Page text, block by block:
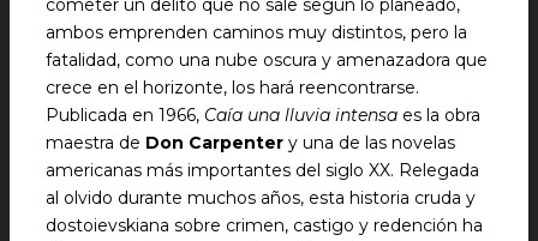
cometer un delito que no sale según lo planeado,
ambos emprenden caminos muy distintos, pero la
fatalidad, como una nube oscura y amenazadora que
crece en el horizonte, los hará reencontrarse.
Publicada en 1966, Caía una lluvia intensa es la obra
maestra de Don Carpenter y una de las novelas
americanas más importantes del siglo XX. Relegada
al olvido durante muchos años, esta historia cruda y
dostoievskiana sobre crimen, castigo y redención ha